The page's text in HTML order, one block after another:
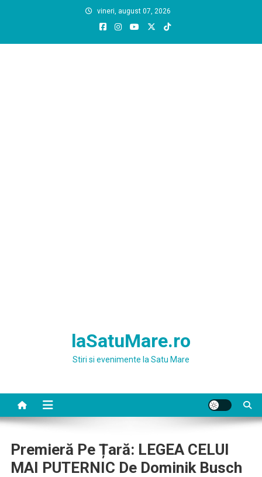
vineri, august 07, 2026
laSatuMare.ro
Stiri si evenimente la Satu Mare
Premieră Pe Țară: LEGEA CELUI
MAI PUTERNIC De Dominik Busch